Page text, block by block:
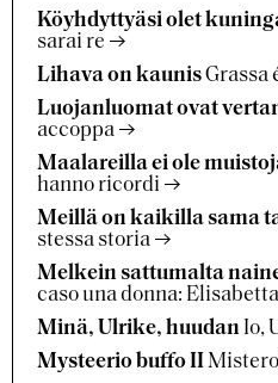
Köyhdyttyäsi olet
sarai re
Lihava on kaunisGrassa
Luojanluomat ovat
accoppa
Maalareilla ei ole
hanno ricordi
Meillä on kaikilla sama
stessa storia
Melkein sattumalta
caso una donna: Elisabetta
Minä, Ulrike, huudan Io,
Mysteerio buffo II